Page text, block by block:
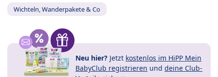
Wichteln, Wanderpakete & Co
Neu hier? Jetzt kostenlos im HiPP Mein
BabyClub registrieren und deine Club-